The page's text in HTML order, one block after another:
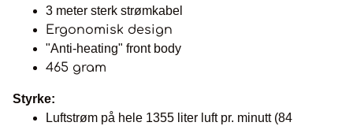
3 meter sterk strømkabel
Ergonomisk design
"Anti-heating" front body
465 gram
Styrke:
Luftstrøm på hele 1355 liter luft pr. minutt (84